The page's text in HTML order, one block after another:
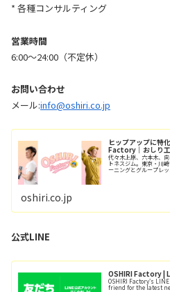
* 各種コンサルティング
営業時間
6:00〜24:00（不定休）
お問い合わせ
メール:info@oshiri.co.jp
ヒップアップに特
Factory｜おしり
代々木上原、六本木、
トネスジム。東京・川
ーニングとグループレ
oshiri.co.jp
公式LINE
OSHIRI Factory |
OSHIRI Factory's
friend for the latest